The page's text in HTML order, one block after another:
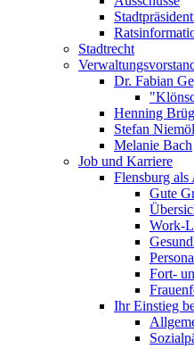
Stadtrecht
Dr. Fabian
Henning
Stefan
Melanie Bach
Job und Karriere
Flensburg als
Gute
Work-
Fort-
Ihr Einstieg